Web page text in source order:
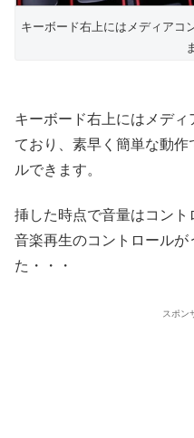
キーボード右上にはメディアコ
キーボード右上にはメデ
ており、素早く簡単な動
ルできます。
挿した時点で音量はコント
音楽再生のコントロールが
た・・・
スポン